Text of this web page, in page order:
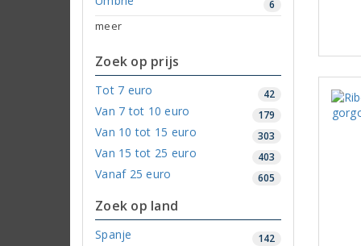
6
meer
Zoek op prijs
Tot 7 euro 42
Van 7 tot 10 euro 179
Van 10 tot 15 euro 303
Van 15 tot 25 euro 403
Vanaf 25 euro 605
Zoek op land
Spanje 142